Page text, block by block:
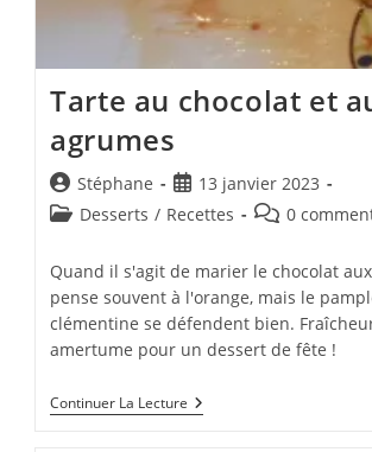
Tarte au chocolat et
agrumes
Auteur/autrice
de
Stéphane
Publication
publiée :
13 janvier 2023
PostDesserts / Recettes
Commentaires
la
publication :
0
Quand il s'agit de marier le chocolat
pense souvent à l'orange, mais le
clémentine se défendent bien.
amertume pour un dessert de fête !
Continuer La Lecture Tarte
Au